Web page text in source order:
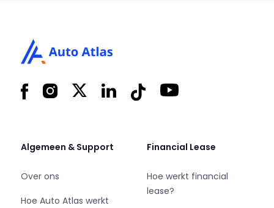
FacebookInstagram
X LinkedInTiktok YouTube
Algemeen & Support
Over ons
Hoe Auto Atlas werkt
Financial Lease
Hoe werkt financial
lease?